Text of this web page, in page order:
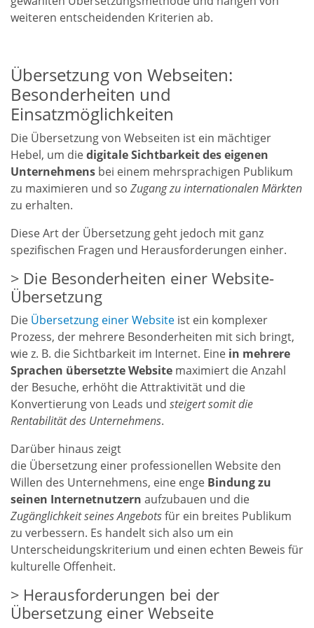
weiteren entscheidenden Kriterien ab.
Übersetzung von Webseiten:
Besonderheiten und
Einsatzmöglichkeiten
Die Übersetzung von Webseiten ist ein mächtiger
Hebel, um diedigitale Sichtbarkeit des eigenen
Unternehmens bei einem mehrsprachigen Publikum
zu maximieren und so Zugang zu internationalen Märkten
zu erhalten.
Diese Art der Übersetzung geht jedoch mit ganz
spezifischen Fragen und Herausforderungen einher.
Die Besonderheiten einer Website-
Übersetzung
Die Übersetzung einer Website ist ein komplexer
Prozess, der mehrere Besonderheiten mit sich bringt,
wie z. B. die Sichtbarkeit im Internet. Eine in mehrere
Sprachen übersetzte Website maximiert die Anzahl
der Besuche, erhöht die Attraktivität und die
Konvertierung von Leads und steigert somit die
Rentabilität des Unternehmens.
Darüber hinaus zeigt
die Übersetzung einer professionellen Website den
Willen des Unternehmens, eine enge Bindung zu
seinen Internetnutzern aufzubauen und die
Zugänglichkeit seines Angebotsfür ein breites Publikum
zu verbessern. Es handelt sich also um ein
Unterscheidungskriterium und einen echten Beweis für
kulturelle Offenheit.
Herausforderungen bei der
Übersetzung einer Webseite